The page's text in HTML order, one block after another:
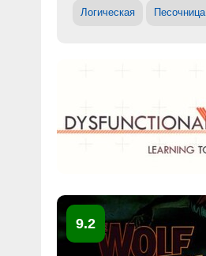
Логическая Песочница
9.2